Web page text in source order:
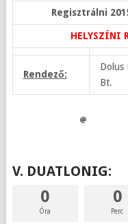
Regisztrálni
HELYSZÍNI
Rendező:
Dolus
Bt.
V. DUATLONIG:
0
Óra
0
Perc